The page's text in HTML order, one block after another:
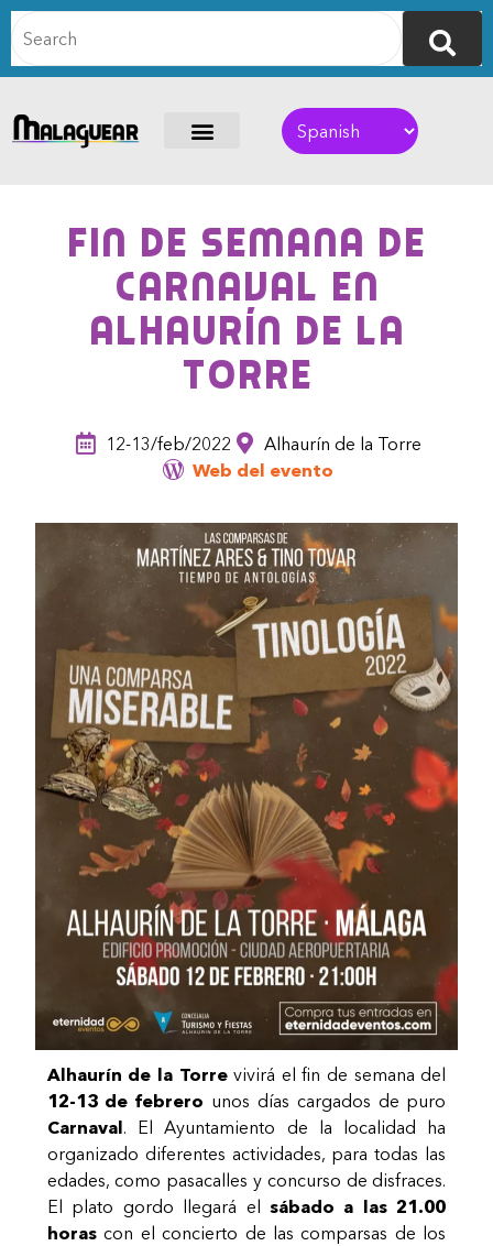
Fin de semana de
Carnaval en
Alhaurín de la
Torre
12-13/feb/2022
Alhaurín de la Torre
Web del evento
Alhaurín de la Torrevivirá el fin de semana del
12-13 de febrero unos días cargados de puro
Carnaval. El Ayuntamiento de la localidad ha
organizado diferentes actividades, para todas las
edades, como pasacalles y concurso de disfraces.
El plato gordo llegará el sábado a las 21.00
horascon el concierto de las comparsas de los